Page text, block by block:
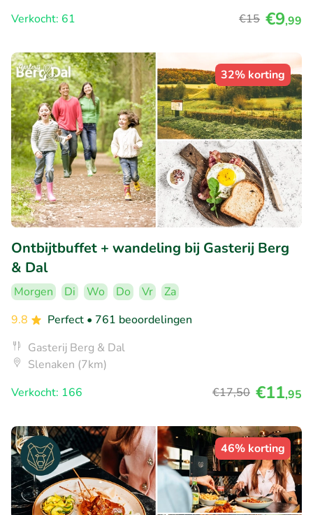
Verkocht: 61
€15 €9,99
32% korting
Ontbijtbuffet + wandeling bij Gasterij Berg
& Dal
Morgen Di Wo Do Vr
Za
9.8
Perfect • 761 beoordelingen
Gasterij Berg & Dal
Slenaken (7km)
Verkocht: 166
€17,50 €11,95
46% korting